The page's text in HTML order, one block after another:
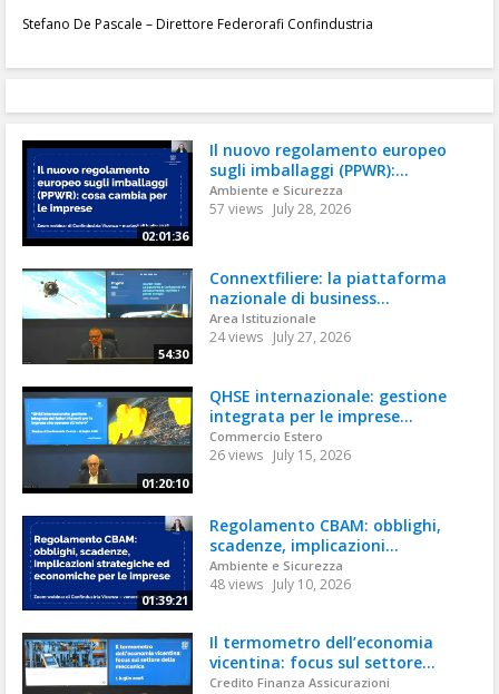
Stefano De Pascale – Direttore Federorafi Confindustria
02:01:36
Il nuovo regolamento europeo
sugli imballaggi (PPWR):...
Ambiente e Sicurezza
57 views July 28, 2026
54:30
Connextfiliere: la piattaforma
nazionale di business...
Area Istituzionale
24 views July 27, 2026
01:20:10
QHSE internazionale: gestione
integrata per le imprese...
Commercio Estero
26 views July 15, 2026
01:39:21
Regolamento CBAM: obblighi,
scadenze, implicazioni...
Ambiente e Sicurezza
48 views July 10, 2026
Il termometro dell’economia
vicentina: focus sul settore...
Credito Finanza Assicurazioni